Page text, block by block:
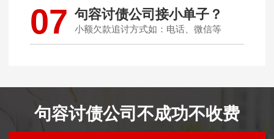
07 句容讨债公司接小单子？
小额欠款追讨方式如：电话、微信等
句容讨债公司不成功不收费